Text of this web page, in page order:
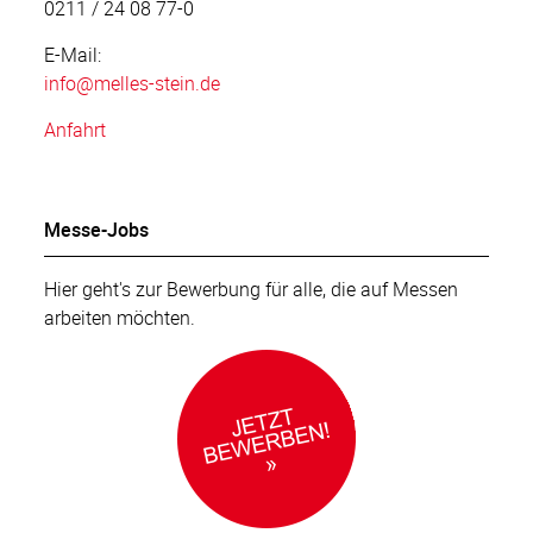
0211 / 24 08 77-0
E-Mail:
info@melles-stein.de
Anfahrt
Messe-Jobs
Hier geht's zur Bewerbung für alle, die auf Messen
arbeiten möchten.